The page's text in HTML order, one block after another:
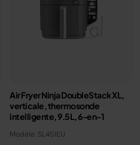
Air Fryer Ninja DoubleStack XL,
verticale, thermosonde
intelligente, 9.5L, 6-en-1
Modèle: SL451EU